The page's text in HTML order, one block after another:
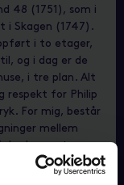
48 (1751), som i
i Skagen (1747).
i to etager,
og i dag er de
i tre plan. Alt
respekt for Philip
For mig, består
mellem
de skønneste
havnefronten og